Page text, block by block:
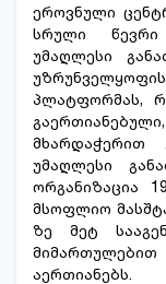
ეროვნული
სრული წევრი
უმაღლესი
პლატფორმას,
მხარდაჭერით
უმაღლესი
ორგანიზაცია
მსოფლიო
ზე მეტ
აერთიანებს.